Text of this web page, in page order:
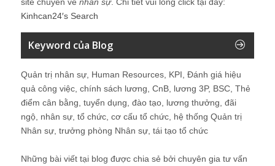
site chuyên về nhân sự. Chi tiết vui lòng click tại đây:
Kinhcan24′s Search
Keyword của Blog
Quản trị nhân sự, Human Resources, KPI, Đánh giá hiệu
quả công việc, chính sách lương, CnB, lương 3P, BSC, Thẻ
điểm cân bằng, tuyển dụng, đào tạo, lương thưởng, đãi
ngộ, nhân sự, tổ chức, cơ cấu tổ chức, hệ thống Quản trị
Nhân sự, trưởng phòng Nhân sự, tái tạo tổ chức
Những bài viết tại blog được chia sẻ bởi chuyên gia tư vấn